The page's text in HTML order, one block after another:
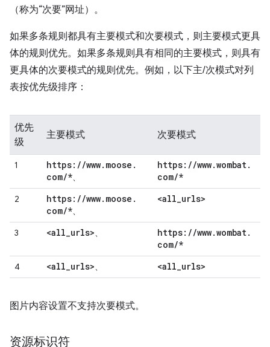
（称为“次要”网址）。
如果多条规则都具有主要模式和次要模式，则主要模式更具
体的规则优先。如果多条规则具有相同的主要模式，则具有
更具体的次要模式的规则优先。例如，以下主/次模式对列
表按优先级排序：
优先
级
主要模式 次要模式
1 https: //www. moose .
com/*、
https: //www.wombat.
com/*
2 https: //www. moose .
com/*、
<all_urls>
3 <all_urls>、 https: //www.wombat.
com/*
4 <all_urls>、 <all_urls>
图片内容设置不支持次要模式。
资源标识符